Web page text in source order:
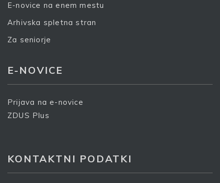
E-novice na enem mestu
Arhivska spletna stran
Za seniorje
E-NOVICE
Prijava na e-novice
ZDUS Plus
KONTAKTNI PODATKI